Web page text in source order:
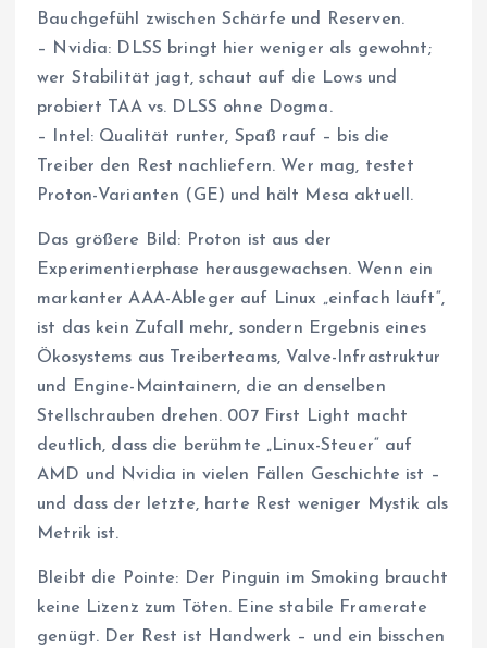
Bauchgefühl zwischen Schärfe und Reserven.
– Nvidia: DLSS bringt hier weniger als gewohnt;
wer Stabilität jagt, schaut auf die Lows und
probiert TAA vs. DLSS ohne Dogma.
– Intel: Qualität runter, Spaß rauf – bis die
Treiber den Rest nachliefern. Wer mag, testet
Proton-Varianten (GE) und hält Mesa aktuell.
Das größere Bild: Proton ist aus der
Experimentierphase herausgewachsen. Wenn ein
markanter AAA-Ableger auf Linux „einfach läuft“,
ist das kein Zufall mehr, sondern Ergebnis eines
Ökosystems aus Treiberteams, Valve-Infrastruktur
und Engine-Maintainern, die an denselben
Stellschrauben drehen. 007 First Light macht
deutlich, dass die berühmte „Linux-Steuer“ auf
AMD und Nvidia in vielen Fällen Geschichte ist –
und dass der letzte, harte Rest weniger Mystik als
Metrik ist.
Bleibt die Pointe: Der Pinguin im Smoking braucht
keine Lizenz zum Töten. Eine stabile Framerate
genügt. Der Rest ist Handwerk – und ein bisschen